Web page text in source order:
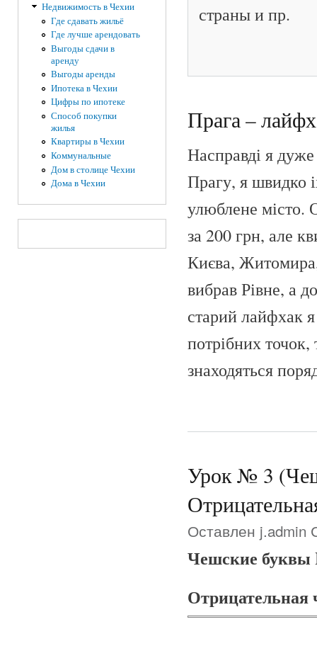
Недвижимость в Чехии
Где сдавать жильё
Где лучше арендовать
Выгоды сдачи в
аренду
Выгоды аренды
Ипотека в Чехии
Цифры по ипотеке
Способ покупки
жилья
Квартиры в Чехии
Коммунальные
Дом в столице Чехии
Дома в Чехии
страны и пр.
Прага –
Насправді я
Прагу, я швидко
улюблене місто.
за 200 грн, але
Києва,
вибрав Рівне, а
старий лайфхак
потрібних точок,
знаходяться
Урок № 3
Оставлен j.admin
Чешские
Отрицательная